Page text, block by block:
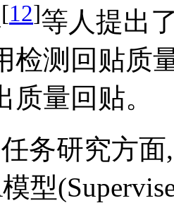
[12]等人提出
检测回贴质
量回贴。
务研究方面
型